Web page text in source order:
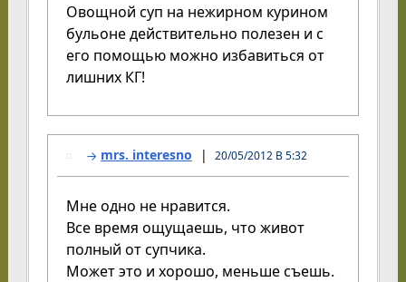
Овощной суп на нежирном курином
бульоне действительно полезен и с
его помощью можно избавиться от
лишних КГ!
mrs. interesno 20/05/2012 В 5:32
Мне одно не нравится.
Все время ощущаешь, что живот
полный от супчика.
Может это и хорошо, меньше съешь.